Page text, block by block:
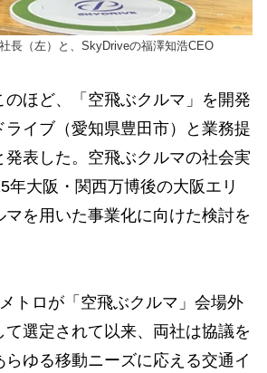
長（左）と、SkyDriveの福澤知浩CEO
ほど、「空飛ぶクルマ」を開発
ライブ（愛知県豊田市）と業務提
発表した。空飛ぶクルマの社会実
年大阪・関西万博後の大阪エリ
マを用いた事業化に向けた検討を
トロが「空飛ぶクルマ」会場外
選定されて以来、両社は協議を
ゆる移動ニーズに応える交通イ